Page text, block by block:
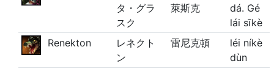
タ・グラ
スク
萊斯克
dá. Gé
lái sīkè
Renekton
レネクト
ン
雷尼克頓
léi níkè
dùn